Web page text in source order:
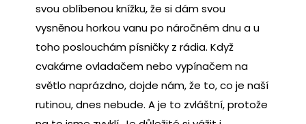
svou oblíbenou knížku, že si dám svou
vysněnou horkou vanu po náročném dnu a u
toho poslouchám písničky z rádia. Když
cvakáme ovladačem nebo vypínačem na
světlo naprázdno, dojde nám, že to, co je naší
rutinou, dnes nebude. A je to zvláštní, protože